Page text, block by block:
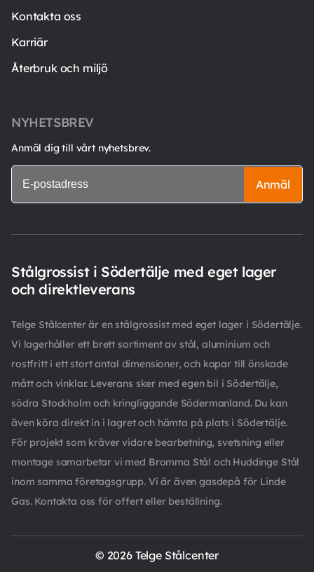
Kontakta oss
Karriär
Återbruk och miljö
NYHETSBREV
Anmäl dig till vårt nyhetsbrev.
Anmäl
Stålgrossist i Södertälje med eget lager
och direktleverans
Telge Stålcenter är en stålgrossist med eget lager i Södertälje.
Vi lagerhåller ett brett sortiment av stål, aluminium och
rostfritt i ett stort antal dimensioner, och kapar till önskade
mått och vinklar. Leverans sker med egen bil i Södertälje,
södra Stockholm och kringliggande Södermanland. Du kan
även köra direkt in i lagret och hämta på plats i Södertälje.
För projekt som kräver vidare bearbetning, svetsning eller
montage samarbetar vi med Bromma Stål och Huddinge Stål
inom samma företagsgrupp. Vi är även gasdepå för Linde
Gas. Kontakta oss för offert eller beställning.
© 2026 Telge Stålcenter